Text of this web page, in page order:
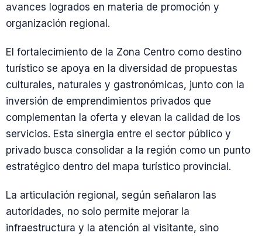
avances logrados en materia de promoción y
organización regional.
El fortalecimiento de la Zona Centro como destino
turístico se apoya en la diversidad de propuestas
culturales, naturales y gastronómicas, junto con la
inversión de emprendimientos privados que
complementan la oferta y elevan la calidad de los
servicios. Esta sinergia entre el sector público y
privado busca consolidar a la región como un punto
estratégico dentro del mapa turístico provincial.
La articulación regional, según señalaron las
autoridades, no solo permite mejorar la
infraestructura y la atención al visitante, sino